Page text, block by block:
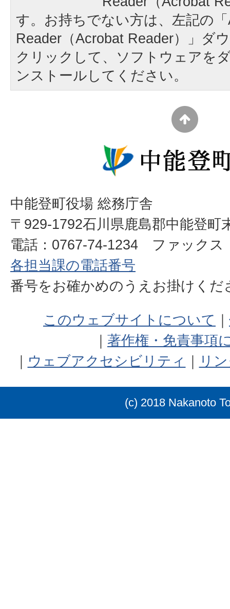
す。お持ちでない方は、左記の
Reader（Acrobat Reader）」ダ
クリックして、ソフトウェアを
ンストールしてください。
中能登町役場 総務庁舎
〒929-1792石川県鹿島郡中能登町
電話：0767-74-1234 ファックス
各担当課の電話番号
番号をお確かめのうえお掛けく
このウェブサイトについて
著作権・免責事項
ウェブアクセシビリティ
リ
(c) 2018 Nakanoto